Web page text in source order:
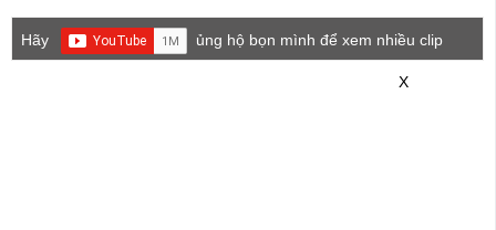
Hãy
ủng hộ bọn mình để xem nhiều clip
X